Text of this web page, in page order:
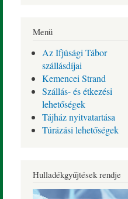
Menü
Az Ifjúsági Tábor
szállásdíjai
Kemencei Strand
Szállás- és étkezési
lehetőségek
Tájház nyitvatartása
Túrázási lehetőségek
Hulladékgyűjtések rendje